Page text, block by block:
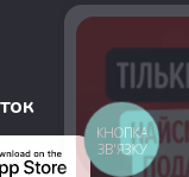
КНОПКА
ЗВ'ЯЗКУ